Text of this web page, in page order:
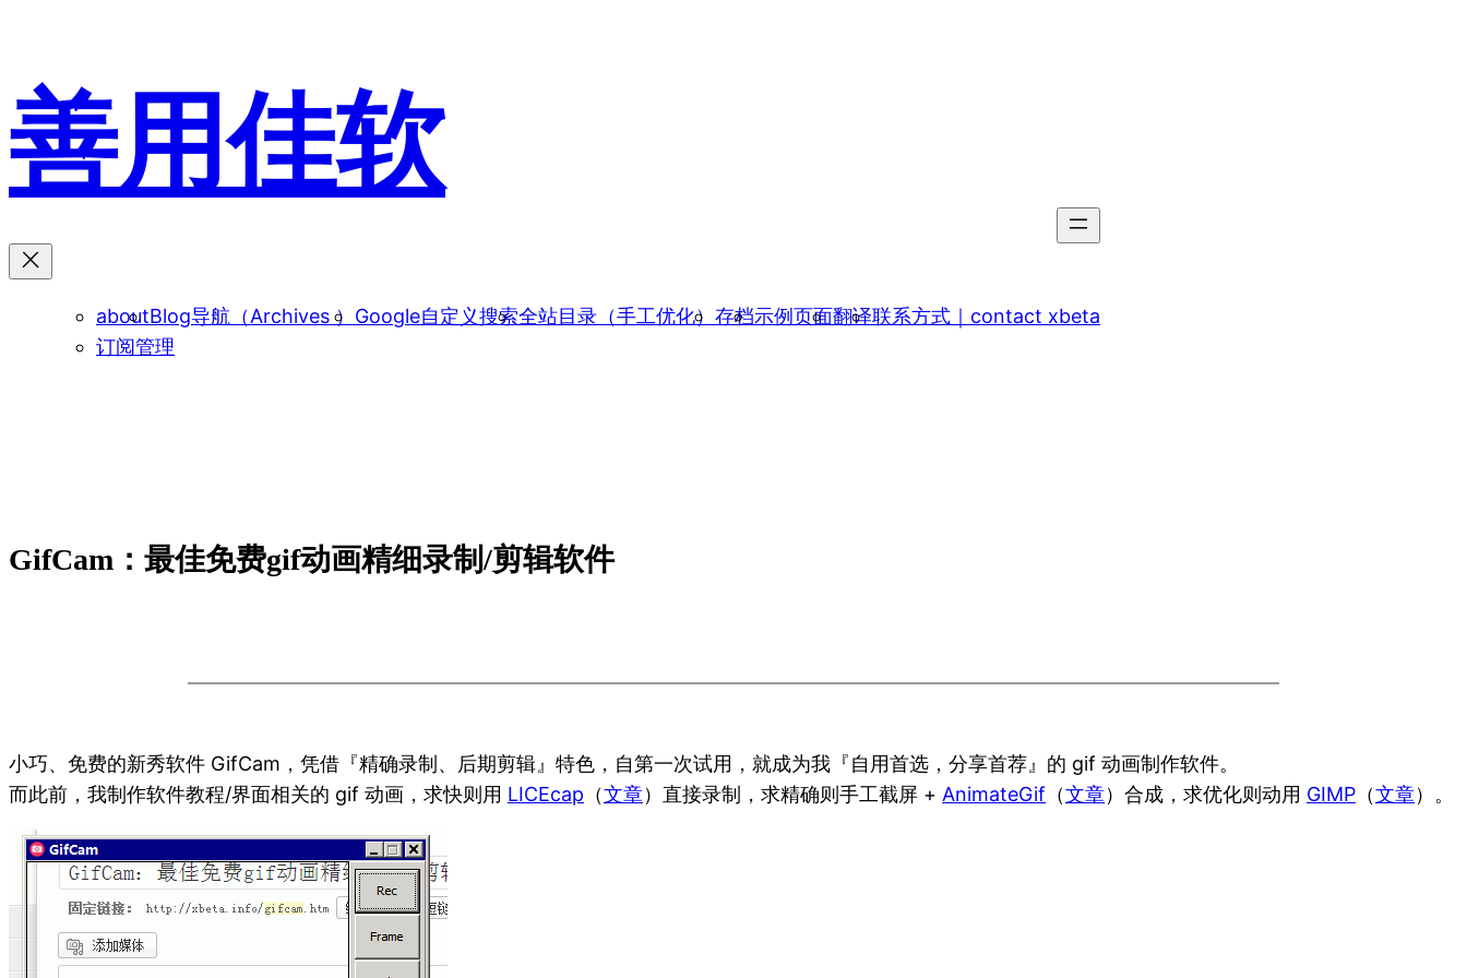
容
善用佳软
aboutBlog导航（Archives ） Google自定义搜索全站目录（手工优化） 存档示例页面翻译联系方式｜contact xbeta
订阅管理
GifCam：最佳免费gif动画精细录制/剪辑软件
小巧、免费的新秀软件 GifCam，凭借『精确录制、后期剪辑』特色，自第一次试用，就成为我『自用首选，分享首荐』的 gif 动画制作软件。
而此前，我制作软件教程/界面相关的 gif 动画，求快则用 LICEcap （文章）直接录制，求精确则手工截屏 + AnimateGif （文章）合成，求优化则动用 GIMP （文章）。